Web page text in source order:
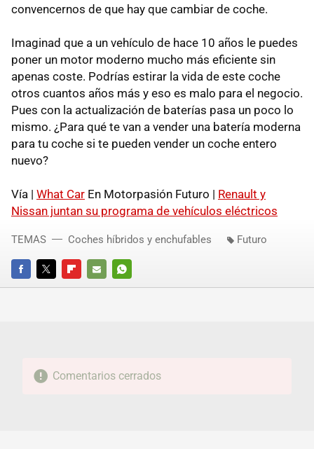
convencernos de que hay que cambiar de coche.
Imaginad que a un vehículo de hace 10 años le puedes
poner un motor moderno mucho más eficiente sin
apenas coste. Podrías estirar la vida de este coche
otros cuantos años más y eso es malo para el negocio.
Pues con la actualización de baterías pasa un poco lo
mismo. ¿Para qué te van a vender una batería moderna
para tu coche si te pueden vender un coche entero
nuevo?
Vía | What Car En Motorpasión Futuro | Renault y
Nissan juntan su programa de vehículos eléctricos
FACEBOOKTWITTERFLIPBOARD
E-
WHATSAPP
TEMAS Coches híbridos y enchufables Futuro
Comentarios cerrados